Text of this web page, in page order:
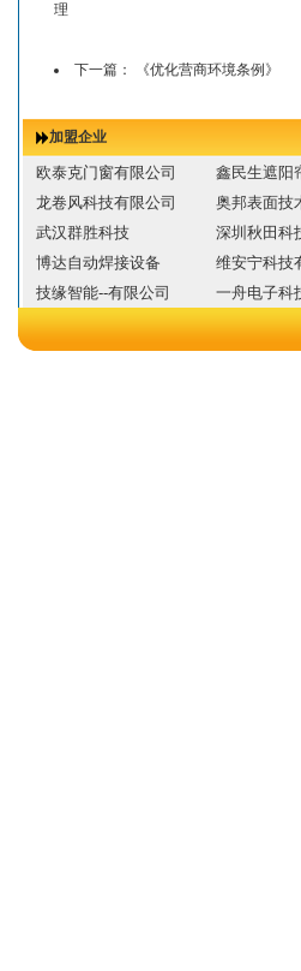
理
下一篇： 《优化营商环境条例》
加盟企业
欧泰克门窗有限公司
龙卷风科技有限公司
武汉群胜科技
博达自动焊接设备
技缘智能--有限公司
鑫民生遮阳
奥邦表面技
深圳秋田科
维安宁科技
一舟电子科